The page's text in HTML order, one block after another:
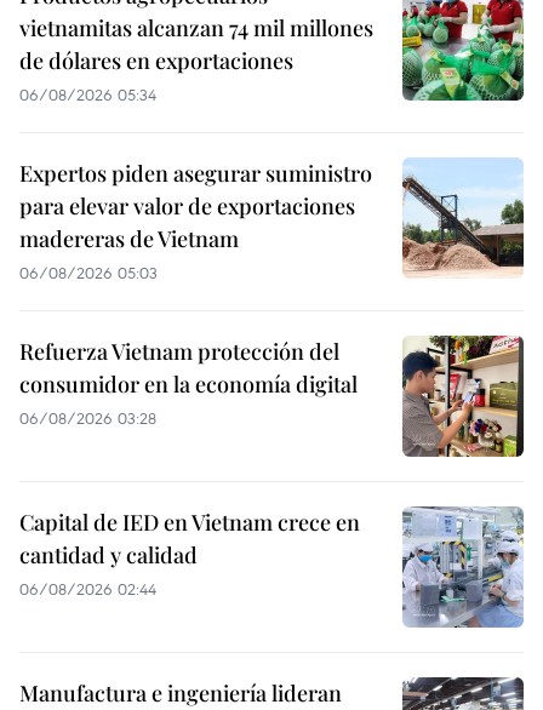
vietnamitas alcanzan 74 mil millones
de dólares en exportaciones
06/08/2026 05:34
Expertos piden asegurar suministro
para elevar valor de exportaciones
madereras de Vietnam
06/08/2026 05:03
Refuerza Vietnam protección del
consumidor en la economía digital
06/08/2026 03:28
Capital de IED en Vietnam crece en
cantidad y calidad
06/08/2026 02:44
Manufactura e ingeniería lideran